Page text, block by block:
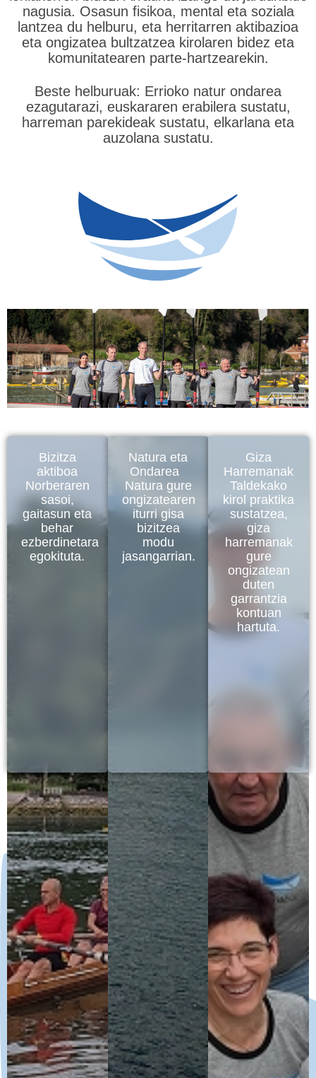
nagusia. Osasun fisikoa, mental eta soziala
lantzea du helburu, eta herritarren aktibazioa
eta ongizatea bultzatzea kirolaren bidez eta
komunitatearen parte-hartzearekin.
Beste helburuak: Errioko natur ondarea
ezagutarazi, euskararen erabilera sustatu,
harreman parekideak sustatu, elkarlana eta
auzolana sustatu.
Bizitza
aktiboa
Norberaren
sasoi,
gaitasun eta
behar
ezberdinetara
egokituta.
Natura eta
Ondarea
Natura gure
ongizatearen
iturri gisa
bizitzea
modu
jasangarrian.
Giza
Harremanak
Taldekako
kirol praktika
sustatzea,
giza
harremanak
gure
ongizatean
duten
garrantzia
kontuan
hartuta.